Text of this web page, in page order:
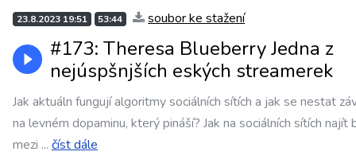
23.8.2023 19:51 53:44 soubor ke stažení
#173: Theresa Blueberry Jedna z
nejúspšnjších eských streamerek
Jak aktuáln fungují algoritmy sociálních sítích a jak se nestat
na levném dopaminu, který pináší? Jak na sociálních sítích najít
mezi ... číst dále